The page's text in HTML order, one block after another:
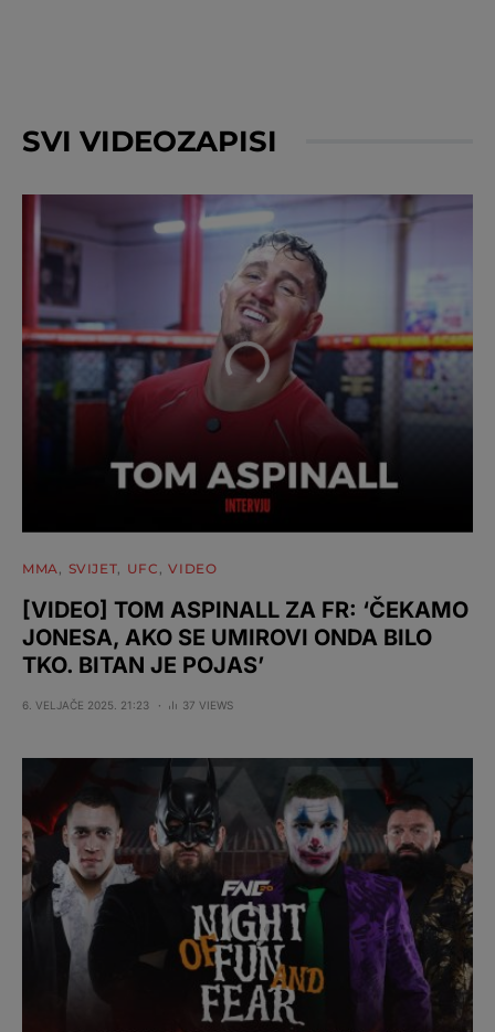
SVI VIDEOZAPISI
MMA SVIJET UFC VIDEO
[VIDEO] TOM ASPINALL ZA FR: ‘ČEKAMO
JONESA, AKO SE UMIROVI ONDA BILO
TKO. BITAN JE POJAS’
6. VELJAČE 2025. 21:23 37 VIEWS